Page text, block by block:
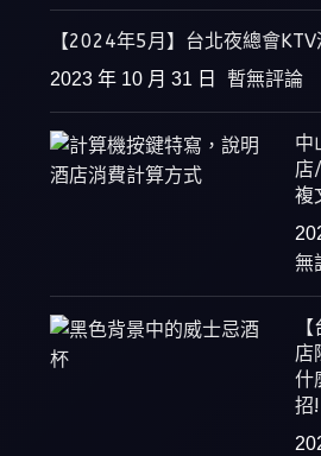
【2024年5月】台北夜總會
2023 年 10 月 31 日 暫無評論
中
店
複
無
店
什
招!